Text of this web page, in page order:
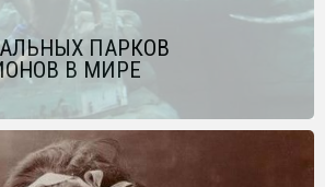
ПАРКОВ
В МИРЕ